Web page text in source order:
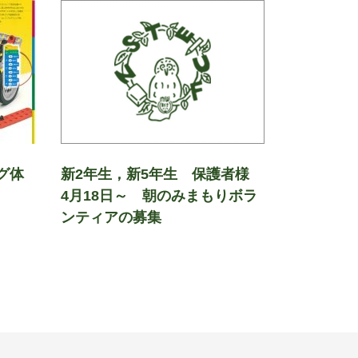
体
新2年生，新5年生 保護者様
4月18日～ 朝のみまもりボラ
ンティアの募集